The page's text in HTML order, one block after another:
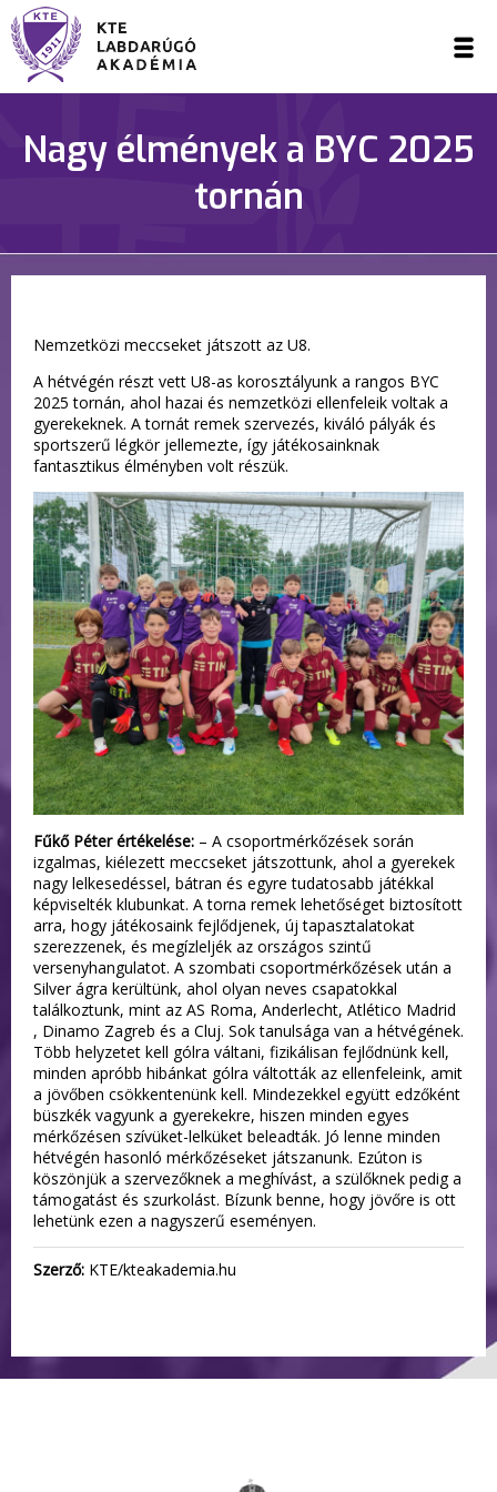
Nagy élmények a BYC 2025
tornán
Nemzetközi meccseket játszott az U8.
A hétvégén részt vett U8-as korosztályunk a rangos BYC
2025 tornán, ahol hazai és nemzetközi ellenfeleik voltak a
gyerekeknek. A tornát remek szervezés, kiváló pályák és
sportszerű légkör jellemezte, így játékosainknak
fantasztikus élményben volt részük.
Fűkő Péter értékelése: – A csoportmérkőzések során
izgalmas, kiélezett meccseket játszottunk, ahol a gyerekek
nagy lelkesedéssel, bátran és egyre tudatosabb játékkal
képviselték klubunkat. A torna remek lehetőséget biztosított
arra, hogy játékosaink fejlődjenek, új tapasztalatokat
szerezzenek, és megízleljék az országos szintű
versenyhangulatot. A szombati csoportmérkőzések után a
Silver ágra kerültünk, ahol olyan neves csapatokkal
találkoztunk, mint az AS Roma, Anderlecht, Atlético Madrid
, Dinamo Zagreb és a Cluj. Sok tanulsága van a hétvégének.
Több helyzetet kell gólra váltani, fizikálisan fejlődnünk kell,
minden apróbb hibánkat gólra váltották az ellenfeleink, amit
a jövőben csökkentenünk kell. Mindezekkel együtt edzőként
büszkék vagyunk a gyerekekre, hiszen minden egyes
mérkőzésen szívüket-lelküket beleadták. Jó lenne minden
hétvégén hasonló mérkőzéseket játszanunk. Ezúton is
köszönjük a szervezőknek a meghívást, a szülőknek pedig a
támogatást és szurkolást. Bízunk benne, hogy jövőre is ott
lehetünk ezen a nagyszerű eseményen.
Szerző: KTE/kteakademia.hu